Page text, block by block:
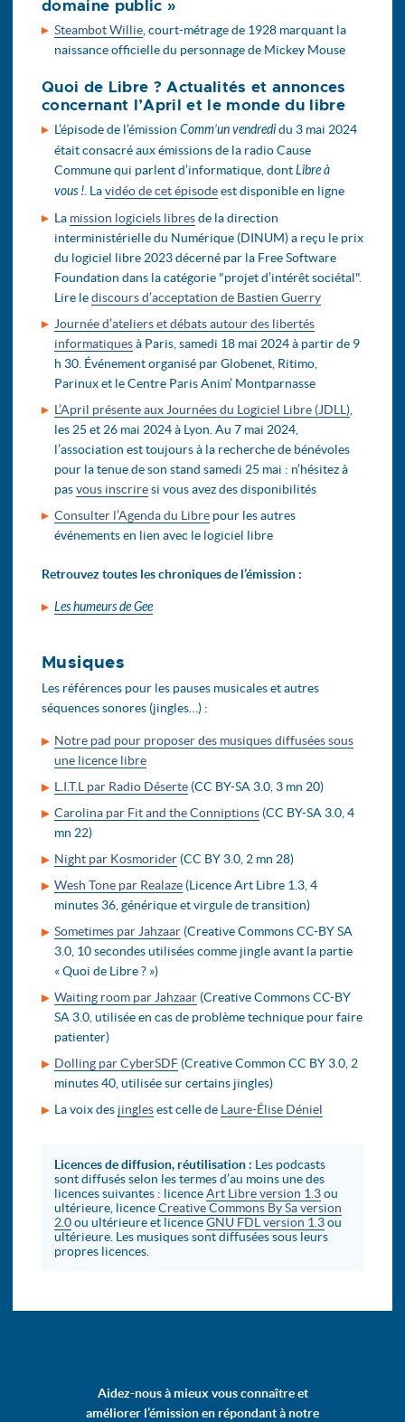
domaine public »
Steambot Willie , court-métrage de 1928 marquant la
naissance officielle du personnage de Mickey Mouse
Quoi de Libre ? Actualités et annonces
concernant l’April et le monde du libre
L’épisode de l’émission Comm’un vendredidu 3 mai 2024
était consacré aux émissions de la radio Cause
Commune qui parlent d’informatique, dontLibre à
vous ! . Lavidéo de cet épisodeest disponible en ligne
La mission logiciels libresde la direction
interministérielle du Numérique (DINUM) a reçu le prix
du logiciel libre 2023 décerné par la Free Software
Foundation dans la catégorie "projet d’intérêt sociétal".
Lire lediscours d’acceptation de Bastien Guerry
Journée d’ateliers et débats autour des libertés
informatiquesà Paris, samedi 18 mai 2024 à partir de 9
h 30. Événement organisé par Globenet, Ritimo,
Parinux et le Centre Paris Anim’ Montparnasse
L’April présente aux Journées du Logiciel Libre (JDLL)
les 25 et 26 mai 2024 à Lyon. Au 7 mai 2024,
l’association est toujours à la recherche de bénévoles
pour la tenue de son stand samedi 25 mai : n’hésitez à
pasvous inscriresi vous avez des disponibilités
Consulter l’Agenda du Libre pour les autres
événements en lien avec le logiciel libre
Retrouvez toutes les chroniques de l’émission :
Les humeurs de Gee
Musiques
Les références pour les pauses musicales et autres
séquences sonores (jingles…) :
Notre pad pour proposer des musiques diffusées sous
une licence libre
L​.​I​.​T​.​L par Radio Déserte (CC BY-SA 3.0, 3 mn 20)
Carolina par Fit and the Conniptions (CC BY-SA 3.0, 4
mn 22)
Night par Kosmorider (CC BY 3.0, 2 mn 28)
Wesh Tone par Realaze (Licence Art Libre 1.3, 4
minutes 36, générique et virgule de transition)
Sometimes par Jahzaar (Creative Commons CC-BY SA
3.0, 10 secondes utilisées comme jingle avant la partie
« Quoi de Libre ? »)
Waiting room par Jahzaar (Creative Commons CC-BY
SA 3.0, utilisée en cas de problème technique pour faire
patienter)
Dolling par CyberSDF (Creative Common CC BY 3.0, 2
minutes 40, utilisée sur certains jingles)
La voix des jinglesest celle de Laure-Élise Déniel
Licences de diffusion, réutilisation : Les podcasts
sont diffusés selon les termes d’au moins une des
licences suivantes : licenceArt Libre version 1.3ou
ultérieure, licenceCreative Commons By Sa version
2.0ou ultérieure et licenceGNU FDL version 1.3ou
ultérieure. Les musiques sont diffusées sous leurs
propres licences.
Aidez-nous à mieux vous connaître et
améliorer l’émission en répondant à notre